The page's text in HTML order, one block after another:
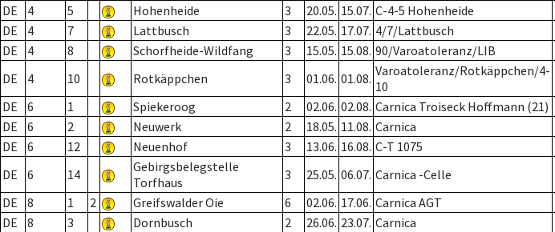
DE
4 5 Hohenheide 3 20.05. 15.07. C-4-5 Hohenheide
DE
4 7 Lattbusch 3 22.05. 17.07. 4/7/Lattbusch
DE
4 8 Schorfheide-Wildfang 3 15.05. 15.08. 90/Varoatoleranz/LIB
DE
4 10 Rotkäppchen 3 01.06. 01.08. Varoatoleranz/Rotkäppchen/4-
10
DE
6 1 Spiekeroog 2 02.06. 02.08. Carnica Troiseck Hoffmann (21)
DE
6 2 Neuwerk 2 18.05. 11.08. Carnica
DE
6 12 Neuenhof 3 13.06. 16.08. C-T 1075
DE
6 14
Gebirgsbelegstelle
Torfhaus
3 25.05. 06.07. Carnica -Celle
DE
8 1 2 Greifswalder Oie 6 02.06. 17.06. Carnica AGT
DE
8 3 Dornbusch 2 26.06. 23.07. Carnica